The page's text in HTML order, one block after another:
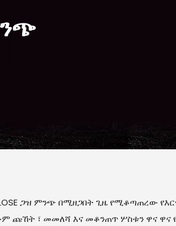
CLOSE ጋዝ ምንጭ በሚዘጋበት ጊዜ
ጩኸት ፣ መመለሻ እና መቆንጠጥ ሦስቱን ዋና ዋና